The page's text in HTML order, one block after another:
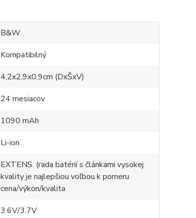
B&W
Kompatibilný
4,2x2,9x0,9cm (DxŠxV)
24 mesiacov
1090 mAh
Li-ion
EXTENS. (rada batérií s článkami vysokej
kvality je najlepšiou voľbou k pomeru
cena/výkon/kvalita
3.6V/3.7V